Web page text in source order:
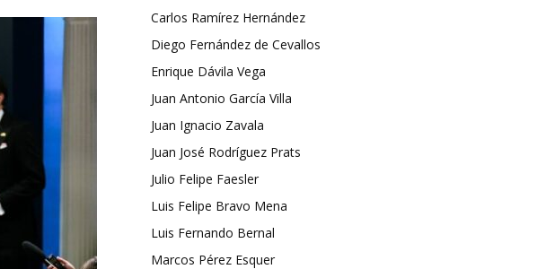
Carlos Ramírez Hernández
Diego Fernández de Cevallos
Enrique Dávila Vega
Juan Antonio García Villa
Juan Ignacio Zavala
Juan José Rodríguez Prats
Julio Felipe Faesler
Luis Felipe Bravo Mena
Luis Fernando Bernal
Marcos Pérez Esquer